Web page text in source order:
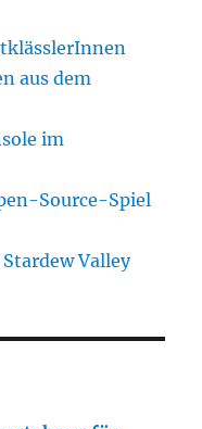
aus dem
im
Source-Spiel
Valley